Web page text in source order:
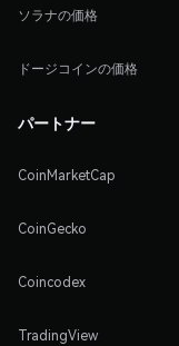
ソラナの価格
ドージコインの価格
パートナー
CoinMarketCap
CoinGecko
Coincodex
TradingView